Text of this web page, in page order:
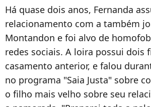
Há quase dois anos, Fernanda
relacionamento com a também
Montandon e foi alvo de
redes sociais. A loira possui dois
casamento anterior, e falou
no programa "Saia Justa" sobre
o filho mais velho sobre seu